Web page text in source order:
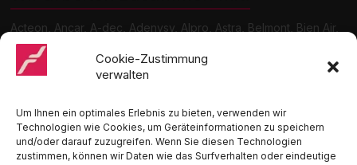
Cookie-Zustimmung
verwalten
Um Ihnen ein optimales Erlebnis zu bieten, verwenden wir
Technologien wie Cookies, um Geräteinformationen zu speichern
und/oder darauf zuzugreifen. Wenn Sie diesen Technologien
zustimmen, können wir Daten wie das Surfverhalten oder eindeutige
Acteon, Ancar, A-dec, Adenysy, Alpro, Astra, Belmont, Bien Air,
Cattani, Chirana, DCI, Dürr, ETI, Euronda, Faro, Gcomm, KaVo,
Medentex, Melag, Midmark, Metasys, MK-Dent, NSK, Ophardt
Hygiene, Ritter, Satelec, Scican, TKD, Velopex, u.v.m